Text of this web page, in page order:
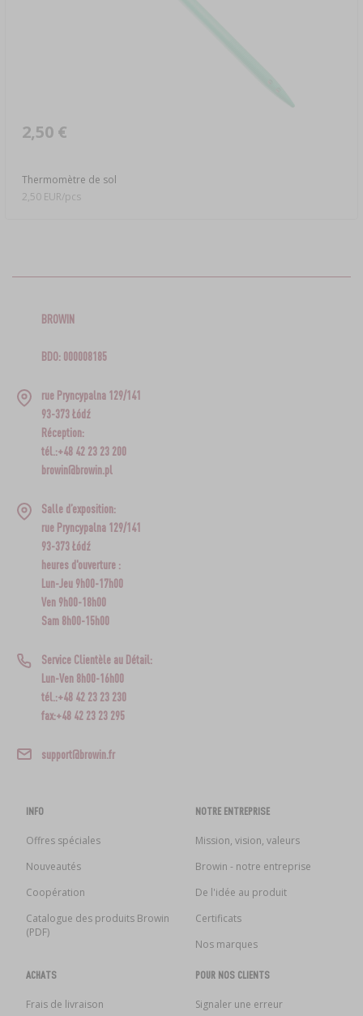
Thermomètre de sol
2,50 €
2,50 EUR/pcs
BROWIN
BDO: 000008185
rue Pryncypalna 129/141
93-373 Łódź
Réception:
tél.:+48 42 23 23 200
browin@browin.pl
Salle d’exposition:
rue Pryncypalna 129/141
93-373 Łódź
heures d'ouverture :
Lun-Jeu 9h00-17h00
Ven 9h00-18h00
Sam 8h00-15h00
Service Clientèle au Détail:
Lun-Ven 8h00-16h00
tél.:+48 42 23 23 230
fax:+48 42 23 23 295
support@browin.fr
INFO
Offres spéciales
Nouveautés
Coopération
Catalogue des produits Browin
(PDF)
NOTRE ENTREPRISE
Mission, vision, valeurs
Browin - notre entreprise
De l'idée au produit
Certificats
Nos marques
ACHATS
Frais de livraison
POUR NOS CLIENTS
Signaler une erreur